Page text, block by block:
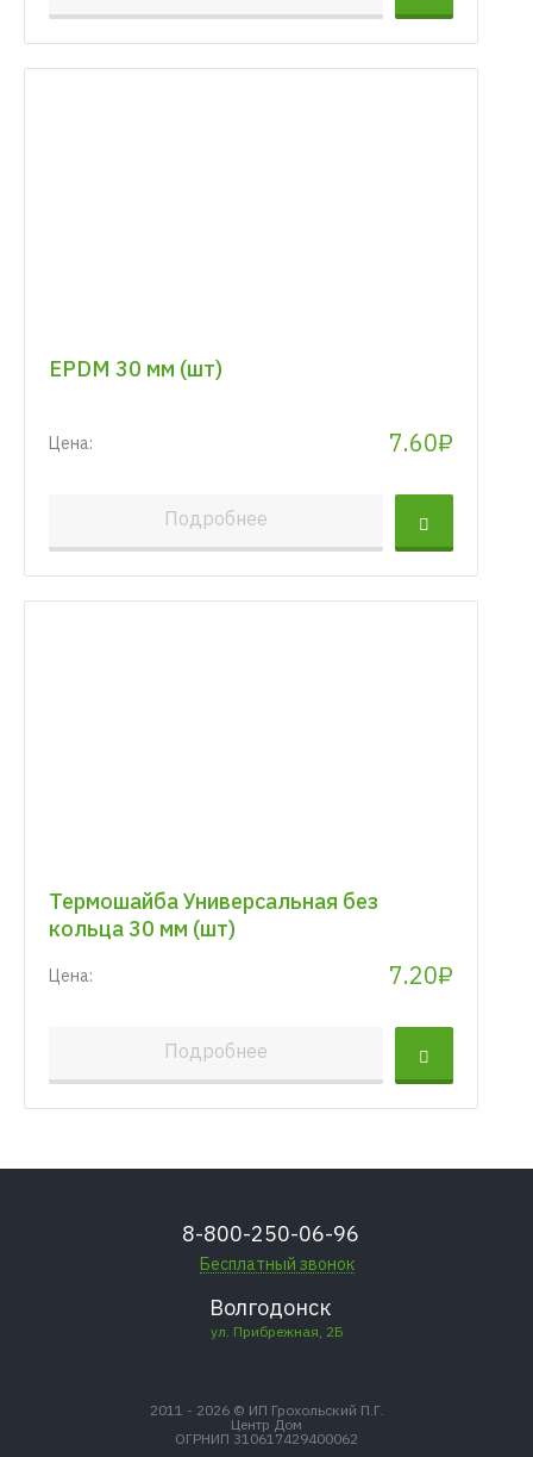
EPDM 30 мм (шт)
Цена: 7.60₽
Подробнее
Термошайба Универсальная без
кольца 30 мм (шт)
Цена: 7.20₽
Подробнее
8-800-250-06-96
Бесплатный звонок
Волгодонск
ул. Прибрежная, 2Б
2011 - 2026 © ИП Грохольский П.Г.
Центр Дом
ОГРНИП 310617429400062